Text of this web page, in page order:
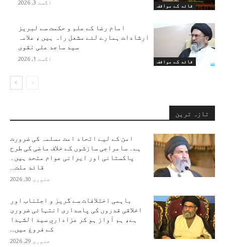
قائد کے مواقف اگست 3, 2026
قائد کے مواقف
امام رضا کے علم و حکمت سے لبریز
ارشادات ہمارے لئے مشعل راہ ہیں ، علامہ
سید ساجد علی نقوی
اگست 1, 2026
تازہ ترین
امن کے لیے اتحاد امت مسلمہ کی ضرورت
ہے۔ سامراجی سازشوں کے خلاف ماضی کی طرح
پاکستانی اور ایرانی عوام متحد ہیں۔
قائد ملت...
جنوری 30, 2026
باہمی اختلافات سے گریز و اجتناب اور
اخلاقی قدروں کی پاسداری انتہائی ضروری
ہے، ہم آواز ہو کر عزاداریِ سید الشہدا
کے فروغ میں...
جنوری 29, 2026